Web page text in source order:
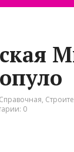
Справочная,
0